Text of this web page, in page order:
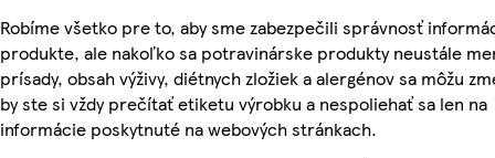
Robíme všetko pre to, aby sme zabezpečili správnosť
produkte, ale nakoľko sa potravinárske produkty neustále
prísady, obsah výživy, diétnych zložiek a alergénov sa môžu
by ste si vždy prečítať etiketu výrobku a nespoliehať sa len na
informácie poskytnuté na webových stránkach.